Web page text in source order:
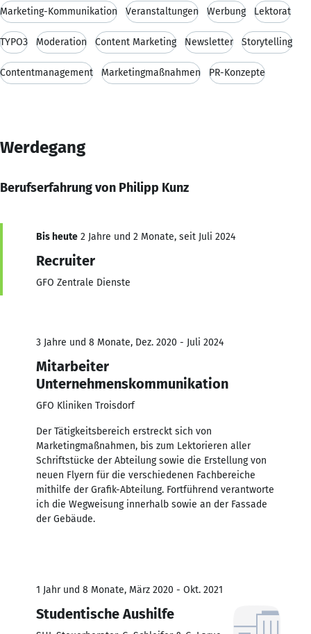
Marketing-Kommunikation Veranstaltungen Werbung Lektorat
TYPO3 Moderation Content Marketing Newsletter Storytelling
Contentmanagement Marketingmaßnahmen PR-Konzepte
Werdegang
Berufserfahrung von Philipp Kunz
Bis heute 2 Jahre und 2 Monate, seit Juli 2024
Recruiter
GFO Zentrale Dienste
3 Jahre und 8 Monate, Dez. 2020 - Juli 2024
Mitarbeiter
Unternehmenskommunikation
GFO Kliniken Troisdorf
Der Tätigkeitsbereich erstreckt sich von
Marketingmaßnahmen, bis zum Lektorieren aller
Schriftstücke der Abteilung sowie die Erstellung von
neuen Flyern für die verschiedenen Fachbereiche
mithilfe der Grafik-Abteilung. Fortführend verantworte
ich die Wegweisung innerhalb sowie an der Fassade
der Gebäude.
1 Jahr und 8 Monate, März 2020 - Okt. 2021
Studentische Aushilfe